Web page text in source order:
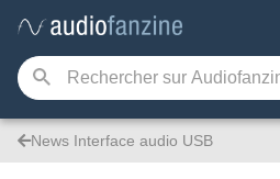
News Interface audio USB